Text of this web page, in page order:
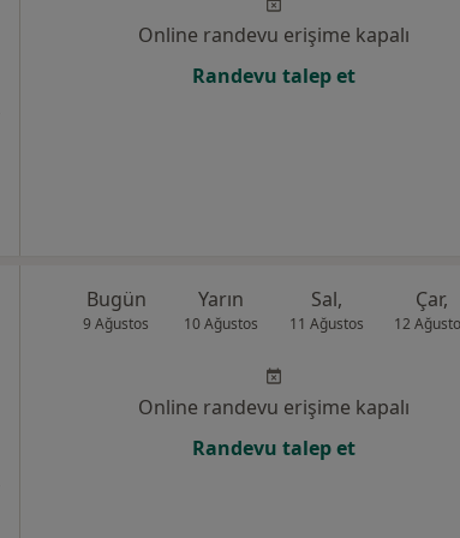
Online randevu erişime kapalı
Randevu talep et
Bugün
9 Ağustos
Yarın
10 Ağustos
Sal,
11 Ağustos
Çar,
12
Online randevu erişime kapalı
Randevu talep et